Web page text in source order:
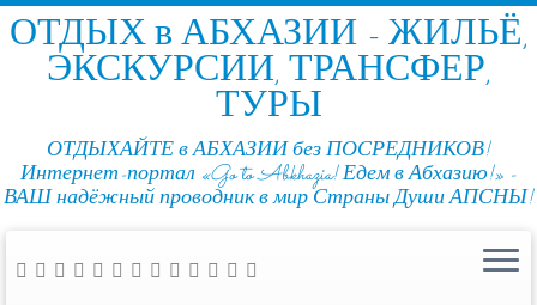
ОТДЫХ в АБХАЗИИ - ЖИЛЬЁ,
ЭКСКУРСИИ, ТРАНСФЕР,
ТУРЫ
ОТДЫХАЙТЕ в АБХАЗИИ без ПОСРЕДНИКОВ!
Интернет-портал «Go to Abkhazia! Едем в Абхазию!» -
ВАШ надёжный проводник в мир Страны Души АПСНЫ!